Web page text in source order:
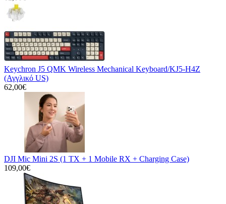
Keychron J5 QMK Wireless Mechanical Keyboard/KJ5-H4Z
(Αγγλικό US)
62,00€
DJI Mic Mini 2S (1 TX + 1 Mobile RX + Charging Case)
109,00€